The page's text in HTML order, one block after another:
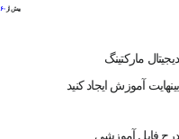
بیش از ۶۰ نوع امکان
دیجیتال مارکتینگ
بینهایت آموزش ایجاد کنید
درج فایل آموزشی